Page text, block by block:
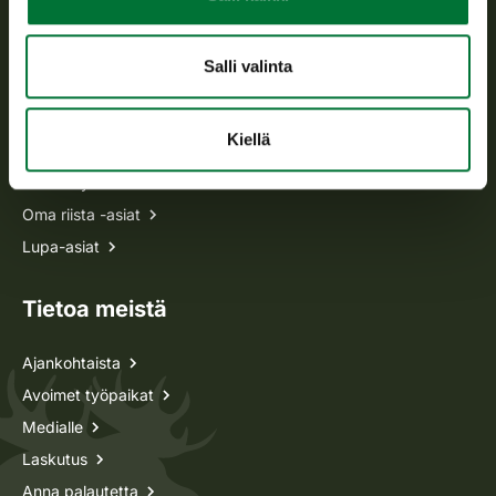
Salli valinta
Kiellä
Kaikki yhteystiedot
Oma riista -asiat
Lupa-asiat
Tietoa meistä
Ajankohtaista
Avoimet työpaikat
Medialle
Laskutus
Anna palautetta